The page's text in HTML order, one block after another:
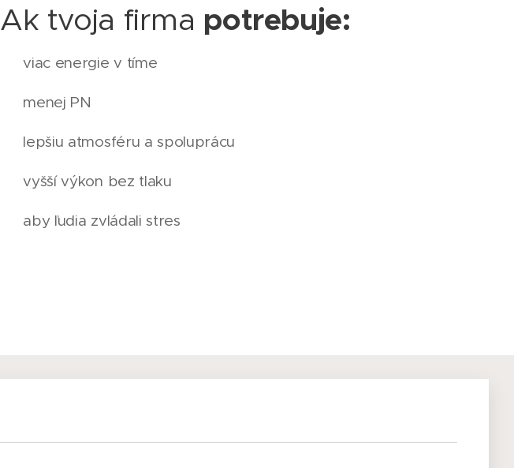
Ak tvoja firma potrebuje:
✔ viac energie v tíme
✔ menej PN
✔ lepšiu atmosféru a spoluprácu
✔ vyšší výkon bez tlaku
✔ aby ľudia zvládali stres